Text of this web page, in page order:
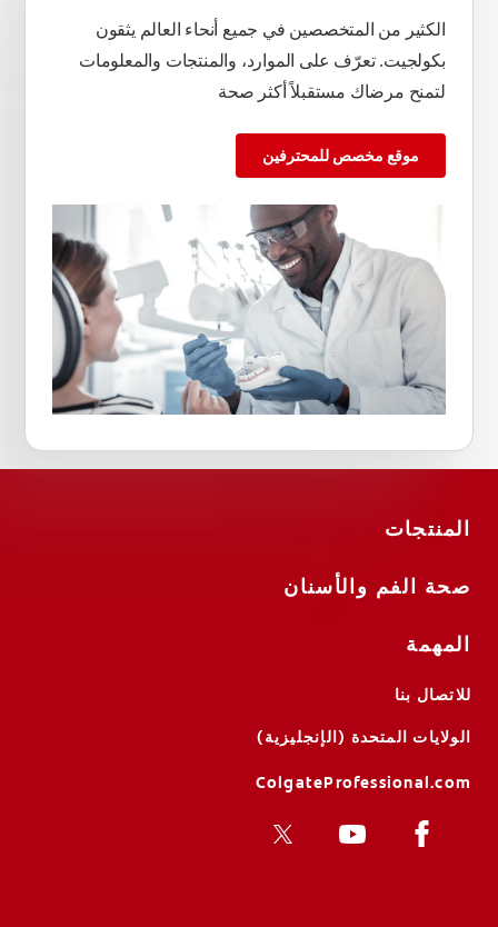
الكثير من المتخصصين في جميع أنحاء العالم يثقون
بكولجيت. تعرّف على الموارد، والمنتجات والمعلومات
لتمنح مرضاك مستقبلاً أكثر صحة
موقع مخصص للمحترفين
المنتجات
صحة الفم والأسنان
المهمة
للاتصال بنا
الولايات المتحدة (الإنجليزية)
ColgateProfessional.com